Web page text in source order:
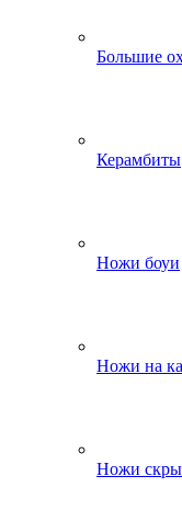
Большие
Керамбиты
Ножи боуи
Ножи на
Ножи